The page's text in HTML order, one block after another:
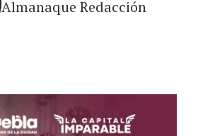
Almanaque Redacción